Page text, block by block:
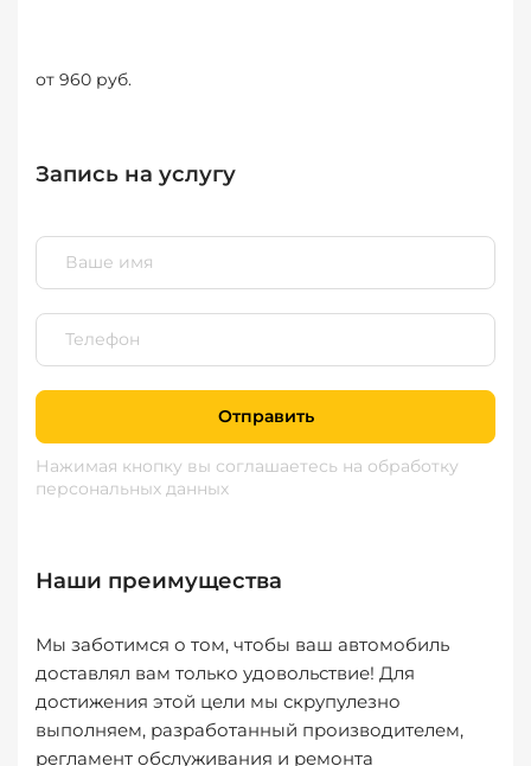
от 960 руб.
Запись на услугу
Отправить
Нажимая кнопку вы соглашаетесь на обработку
персональных данных
Наши преимущества
Мы заботимся о том, чтобы ваш автомобиль
доставлял вам только удовольствие! Для
достижения этой цели мы скрупулезно
выполняем, разработанный производителем,
регламент обслуживания и ремонта